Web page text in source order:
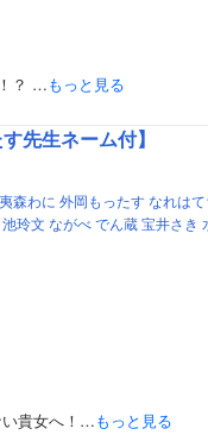
？ …もっと見る
先生ネーム付】
森わに 外岡もったす なれは
池玲文 ながべ でん蔵 宝井さき
い貴女へ！…もっと見る